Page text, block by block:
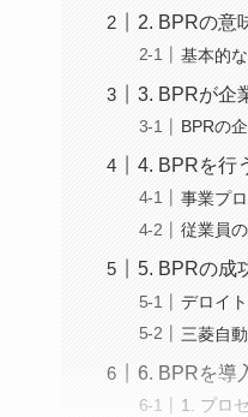
2. BPRの意
基本的
3. BPRが企
BPRの
4. BPRを行
事業プ
従業員
5. BPRの成
デロイ
三菱自
6. BPRを導
1. プロ